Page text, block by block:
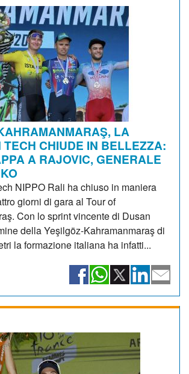
LA
TECH CHIUDE IN BELLEZZA:
A RAJOVIC, GENERALE
NIPPO Rali ha chiuso in maniera
giorni di gara al Tour of
Con lo sprint vincente di Dusan
della Yeşilgöz-Kahramanmaraş di
la formazione italiana ha infatti...